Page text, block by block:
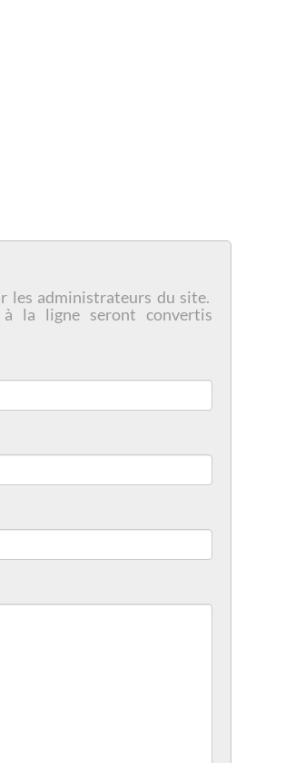
les administrateurs du site.
la ligne seront convertis